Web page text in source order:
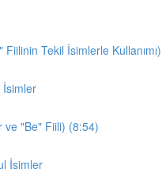
Tekil İsimlerle
İsimler
ve "Be" Fiili) (8:54)
İsimler